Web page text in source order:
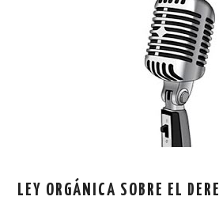
LEY ORGÁNICA SOBRE EL